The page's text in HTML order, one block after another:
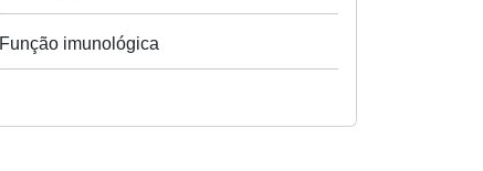
Função imunológica